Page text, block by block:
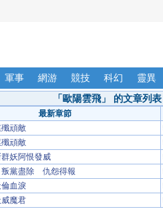
軍事 網游 競技 科幻 靈異
「歐陽雲飛」 的文章列表
最新章節
頑敵
頑敵
妖阿恨發威
黨盡除 仇怨得報
血淚
魔君